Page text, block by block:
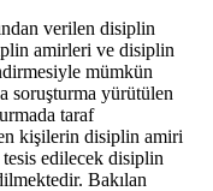
verilen disiplin
amirleri ve disiplin
mümkün
soruşturma yürütülen
taraf
kişilerin disiplin amiri
edilecek disiplin
Bakılan